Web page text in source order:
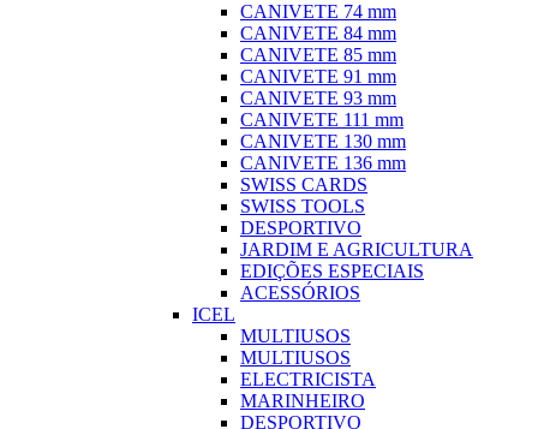
CANIVETE 74 mm
CANIVETE 84 mm
CANIVETE 85 mm
CANIVETE 91 mm
CANIVETE 93 mm
CANIVETE 111 mm
CANIVETE 130 mm
CANIVETE 136 mm
SWISS CARDS
SWISS TOOLS
DESPORTIVO
JARDIM E AGRICULTURA
EDIÇÕES ESPECIAIS
ACESSÓRIOS
ICEL
MULTIUSOS
MULTIUSOS
ELECTRICISTA
MARINHEIRO
DESPORTIVO